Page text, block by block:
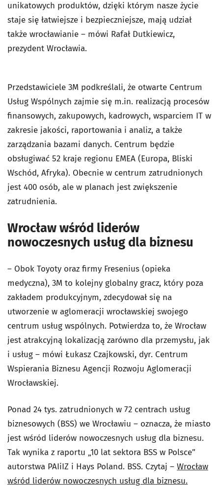
unikatowych produktów, dzięki którym nasze życie
staje się łatwiejsze i bezpieczniejsze, mają udział
także wrocławianie – mówi Rafał Dutkiewicz,
prezydent Wrocławia.
Przedstawiciele 3M podkreślali, że otwarte Centrum
Usług Wspólnych zajmie się m.in. realizacją procesów
finansowych, zakupowych, kadrowych, wsparciem IT w
zakresie jakości, raportowania i analiz, a także
zarządzania bazami danych. Centrum będzie
obsługiwać 52 kraje regionu EMEA (Europa, Bliski
Wschód, Afryka). Obecnie w centrum zatrudnionych
jest 400 osób, ale w planach jest zwiększenie
zatrudnienia.
Wrocław wśród liderów
nowoczesnych usług dla biznesu
– Obok Toyoty oraz firmy Fresenius (opieka
medyczna), 3M to kolejny globalny gracz, który poza
zakładem produkcyjnym, zdecydował się na
utworzenie w aglomeracji wrocławskiej swojego
centrum usług wspólnych. Potwierdza to, że Wrocław
jest atrakcyjną lokalizacją zarówno dla przemysłu, jak
i usług – mówi Łukasz Czajkowski, dyr. Centrum
Wspierania Biznesu Agencji Rozwoju Aglomeracji
Wrocławskiej.
Ponad 24 tys. zatrudnionych w 72 centrach usług
biznesowych (BSS) we Wrocławiu – oznacza, że miasto
jest wśród liderów nowoczesnych usług dla biznesu.
Tak wynika z raportu „10 lat sektora BSS w Polsce”
autorstwa PAIiIZ i Hays Poland. BSS. Czytaj – Wrocław
wśród liderów nowoczesnych usług dla biznesu.